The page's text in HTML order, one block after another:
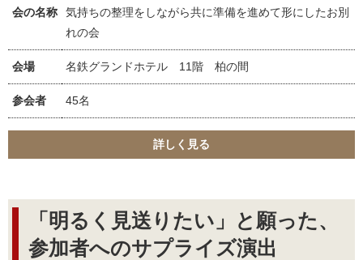
会の名称
気持ちの整理をしながら共に準備を進めて形にしたお別
れの会
会場 名鉄グランドホテル 11階 柏の間
参会者 45名
詳しく見る
「明るく見送りたい」と願った、
参加者へのサプライズ演出